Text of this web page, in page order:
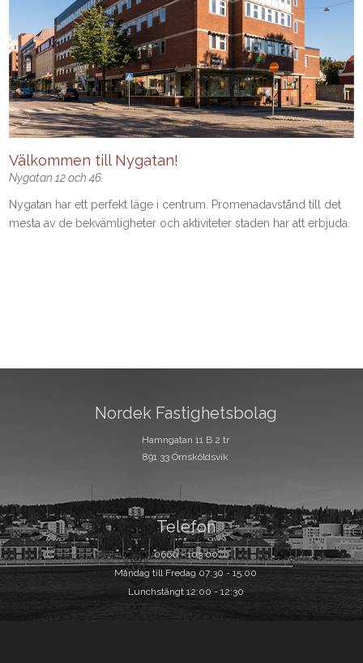
Välkommen till Nygatan!
Nygatan 12 och 46.
Nygatan har ett perfekt läge i centrum. Promenadavstånd till det
mesta av de bekvämligheter och aktiviteter staden har att erbjuda.
Nordek Fastighetsbolag
Hamngatan 11 B 2 tr
891 33 Örnsköldsvik
Telefon
0660 - 103 00
Måndag till Fredag 07:30 - 15:00
Lunchstängt 12:00 - 12:30